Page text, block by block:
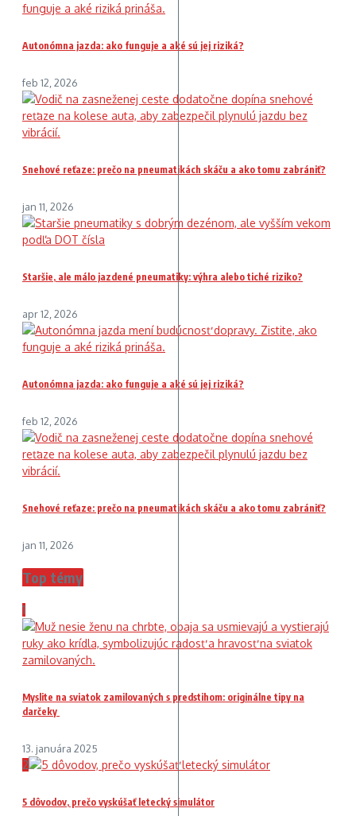
Autonómna jazda: ako funguje a aké sú jej riziká?
feb 12, 2026
Snehové reťaze: prečo na pneumatikách skáču a ako tomu zabrániť?
jan 11, 2026
Staršie, ale málo jazdené pneumatiky: výhra alebo tiché riziko?
apr 12, 2026
Autonómna jazda: ako funguje a aké sú jej riziká?
feb 12, 2026
Snehové reťaze: prečo na pneumatikách skáču a ako tomu zabrániť?
jan 11, 2026
Top témy
1
Myslite na sviatok zamilovaných s predstihom: originálne tipy na
darčeky
13. januára 2025
2
5 dôvodov, prečo vyskúšať letecký simulátor